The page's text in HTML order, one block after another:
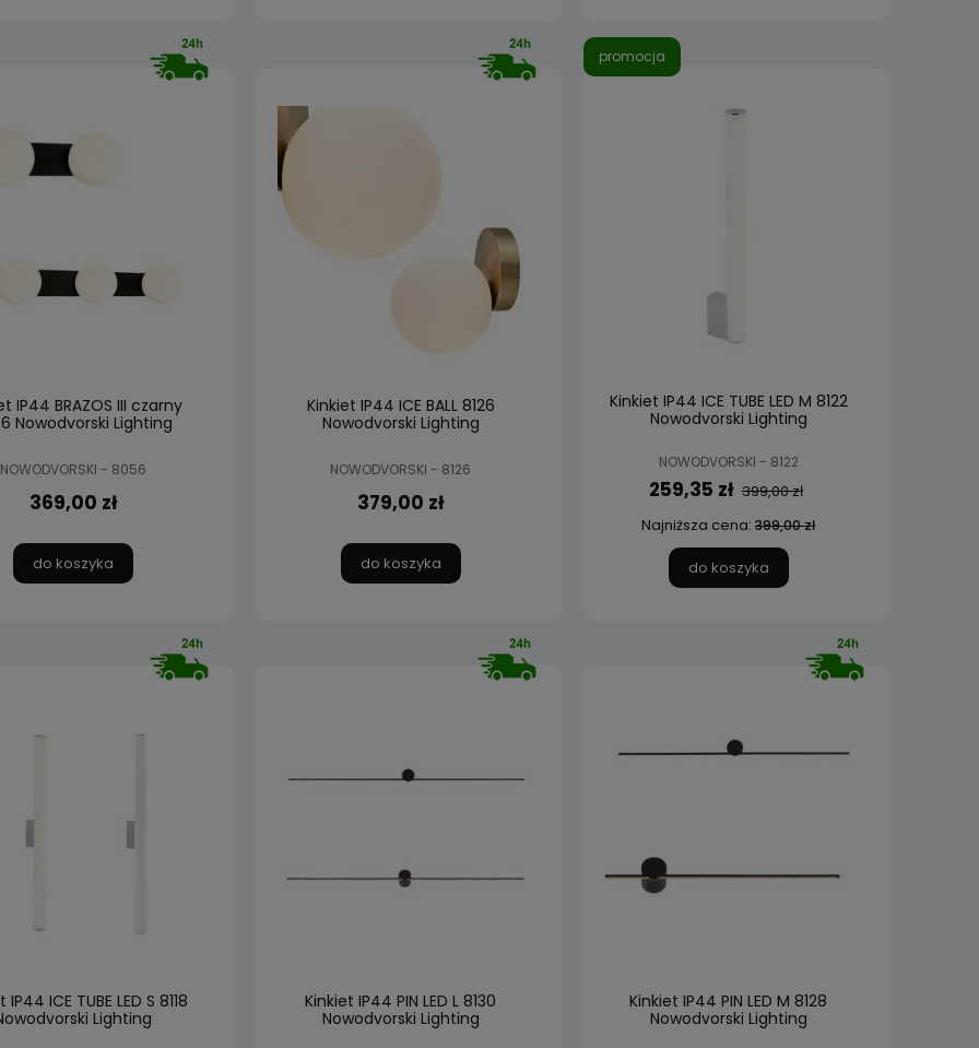
IP44 BRAZOS III czarny
Nowodvorski Lighting
NOWODVORSKI - 8056
369,00 zł
do koszyka
Kinkiet IP44 ICE BALL 8126
Nowodvorski Lighting
NOWODVORSKI - 8126
379,00 zł
do koszyka
Kinkiet IP44 ICE TUBE LED M 8122
Nowodvorski Lighting
NOWODVORSKI - 8122
259,35 zł 399,00 zł
Najniższa cena: 399,00 zł
do koszyka
promocja
IP44 ICE TUBE LED S 8118
Lighting
Kinkiet IP44 PIN LED L 8130
Nowodvorski Lighting
Kinkiet IP44 PIN LED M 8128
Nowodvorski Lighting